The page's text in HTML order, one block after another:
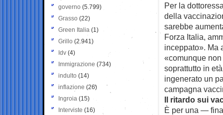
Per la
della
sarebbe
Forza Italia,
inceppato». Ma
«comunque
soprattutto in
ingenerato un
campagna
Il ritardo sui
È per una —
governo (5.799)
Grasso (22)
Green Italia (1)
Grillo (2.941)
Idv (4)
Immigrazione (734)
indulto (14)
inflazione (26)
Ingroia (15)
Interviste (16)